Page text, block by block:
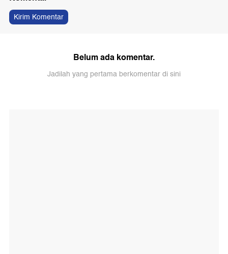
Kirim Komentar
Belum ada komentar.
Jadilah yang pertama berkomentar di sini